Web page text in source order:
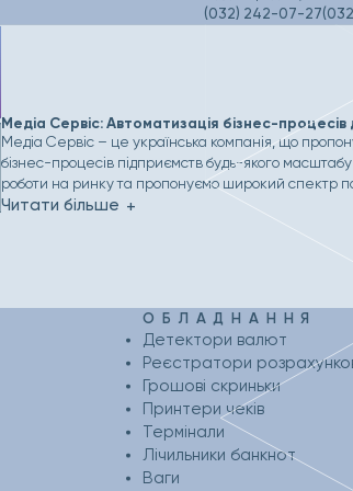
Медіа Сервіс: Автоматизація бізнес-процесів
Медіа Сервіс – це українська компанія, що
бізнес-процесів підприємств будь-якого
роботи на ринку та пропонуємо широкий спектр
Читати більше
(032) 242-07-27
ОБЛАДНАННЯ
Детектори валют
Реєстратори
Грошові скриньки
Принтери чеків
Термінали
Лічильники банкнот
Ваги